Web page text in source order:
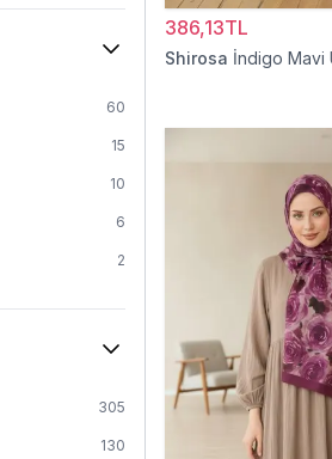
17
15
2
60
15
10
6
2
305
130
386,13TL
Shirosa İndigo Mavi